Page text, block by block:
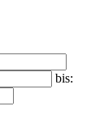
bis: